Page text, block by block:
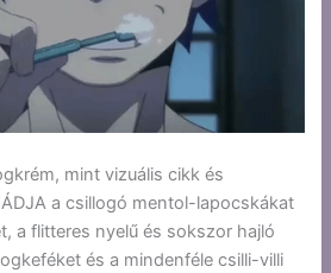
mint vizuális cikk és
a csillogó mentol-lapocskákat
a flitteres nyelű és sokszor hajló
és a mindenféle csilli-villi